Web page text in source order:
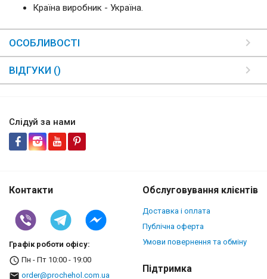
Країна виробник - Україна.
ОСОБЛИВОСТІ
ВІДГУКИ ()
Слідуй за нами
Контакти
Графік роботи офісу:
Пн - Пт 10:00 - 19:00
order@prochehol.com.ua
Обслуговування клієнтів
Доставка і оплата
Публічна оферта
Умови повернення та обміну
Підтримка